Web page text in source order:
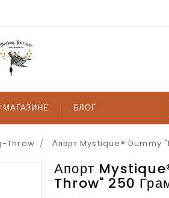
МАГАЗИНЕ БЛОГ
Throw Апорт Mystique® Dummy
Апорт
Throw" 250